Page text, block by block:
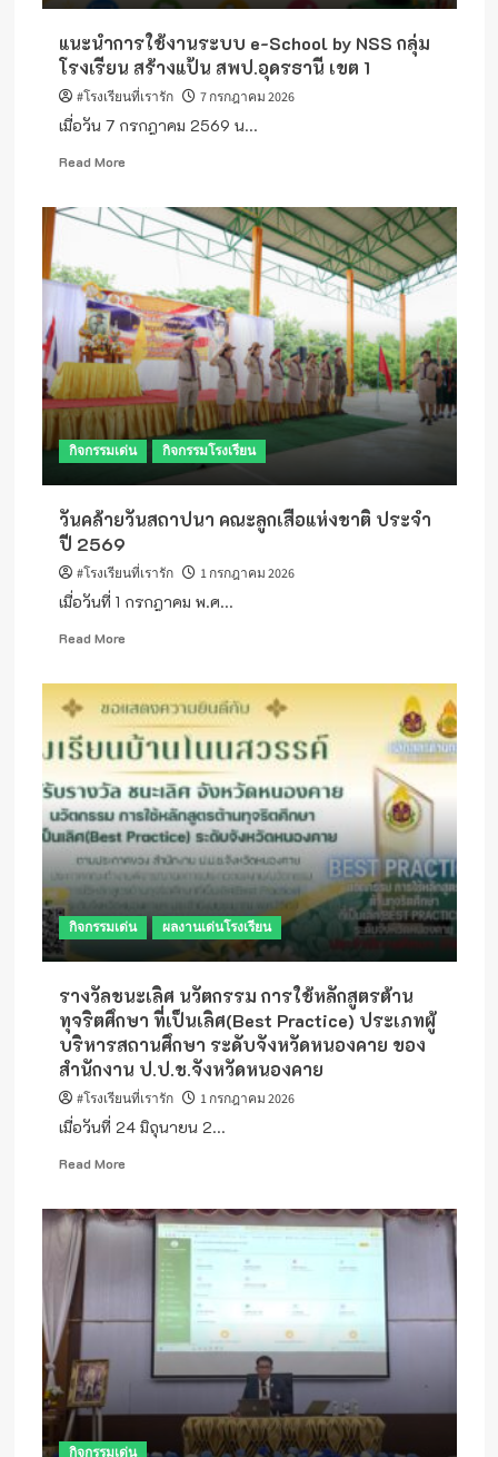
(OBEC
Content
Center)
แนะนำการใช้งานระบบ e-School by NSS กลุ่ม
โรงเรียน สร้างแป้น สพป.อุดรธานี เขต 1
#โรงเรียนที่เรารัก 7 กรกฎาคม 2026
เมื่อวัน 7 กรกฎาคม 2569 น...
Read MoreRead
แนะนำ
การ
ระบบ
e-
School
by
NSS
กลุ่ม
โรงเรียน
สร้าง
เขต
1
กิจกรรมเด่น กิจกรรมโรงเรียน
วันคล้ายวันสถาปนา คณะลูกเสือแห่งชาติ ประจำ
ปี 2569
#โรงเรียนที่เรารัก 1 กรกฎาคม 2026
เมื่อวันที่ 1 กรกฎาคม พ.ศ...
Read MoreRead
วัน
คล้าย
วัน
สถาปนา
คณะ
ลูก
เสือ
แห่ง
ชาติ
ประจำ
2569
กิจกรรมเด่น ผลงานเด่นโรงเรียน
รางวัลชนะเลิศ นวัตกรรม การใช้หลักสูตรต้าน
ทุจริตศึกษา ที่เป็นเลิศ(Best Practice) ประเภทผู้
บริหารสถานศึกษา ระดับจังหวัดหนองคาย ของ
สำนักงาน ป.ป.ช.จังหวัดหนองคาย
#โรงเรียนที่เรารัก 1 กรกฎาคม 2026
เมื่อวันที่ 24 มิถุนายน 2...
Read MoreRead
รางวัล
หลักสูตร
ศึกษา
กิจกรรมเด่น